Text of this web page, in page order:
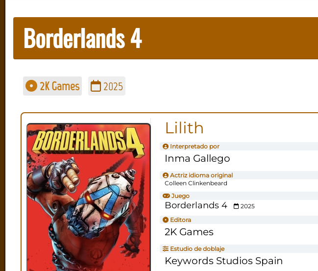
Borderlands 4
2K Games 2025
Lilith
Interpretado por
Inma Gallego
Actriz idioma original
Colleen Clinkenbeard
Juego
Borderlands 4
2025
Editora
2K Games
Estudio de doblaje
Keywords Studios Spain